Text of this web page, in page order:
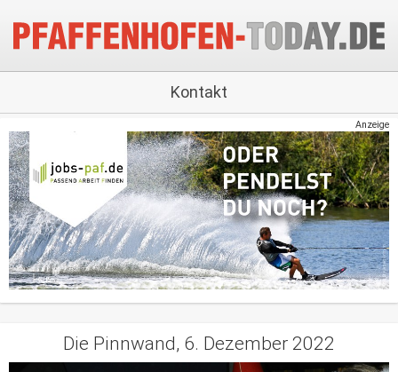
Kontakt
Anzeige
Die Pinnwand, 6. Dezember 2022